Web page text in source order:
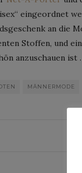
eingeordnet
an die
Stoffen, und
anzuschauen ist
MÄNNERMODE